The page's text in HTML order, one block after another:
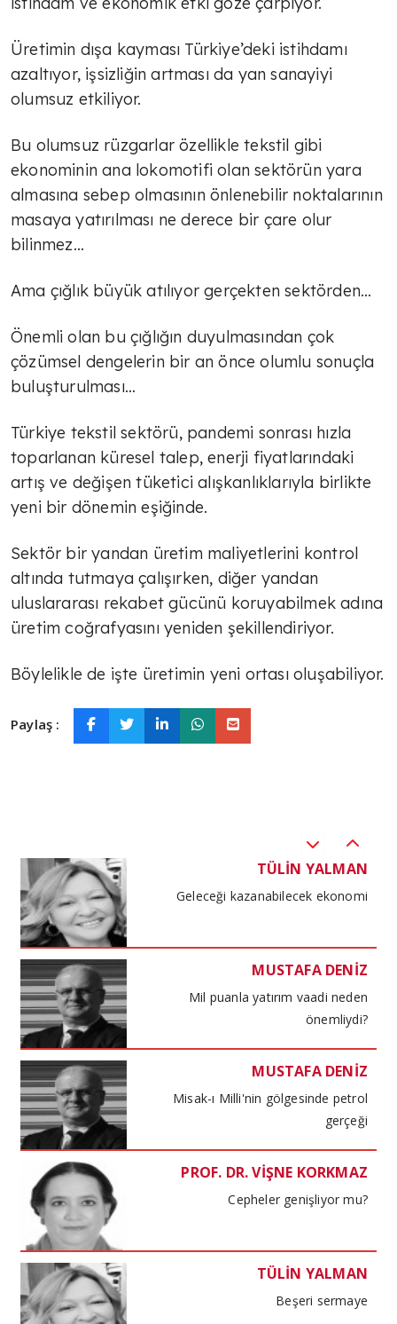
Üretimin dışa kayması Türkiye’deki istihdamı
azaltıyor, işsizliğin artması da yan sanayiyi
olumsuz etkiliyor.
Bu olumsuz rüzgarlar özellikle tekstil gibi
ekonominin ana lokomotifi olan sektörün yara
almasına sebep olmasının önlenebilir noktalarının
masaya yatırılması ne derece bir çare olur
bilinmez...
Ama çığlık büyük atılıyor gerçekten sektörden…
Önemli olan bu çığlığın duyulmasından çok
çözümsel dengelerin bir an önce olumlu sonuçla
buluşturulması…
Türkiye tekstil sektörü, pandemi sonrası hızla
toparlanan küresel talep, enerji fiyatlarındaki
artış ve değişen tüketici alışkanlıklarıyla birlikte
yeni bir dönemin eşiğinde.
Sektör bir yandan üretim maliyetlerini kontrol
altında tutmaya çalışırken, diğer yandan
uluslararası rekabet gücünü koruyabilmek adına
üretim coğrafyasını yeniden şekillendiriyor.
Böylelikle de işte üretimin yeni ortası oluşabiliyor.
Paylaş :
TÜLİN YALMAN
İlham veren kadınlar
TÜLİN YALMAN
Traktörleri ile Selanik'te eylem
yapan çiftçiler hükümetten destek
taleplerini traktörleri ile…
Tarım geleceğe taşınır mı?
AVNİ ÖZGÜREL
TÜLİN YALMAN
Böyle olmayacak
AVNİ ÖZGÜREL
Ahmed Şara Ankara'da
TÜLİN YALMAN
TÜLİN YALMAN
Geleceği kazanabilecek ekonomi
MUSTAFA DENİZ
Mil puanla yatırım vaadi neden
önemliydi?
MUSTAFA DENİZ
Misak-ı Milli'nin gölgesinde petrol
gerçeği
PROF. DR. VİŞNE KORKMAZ
Cepheler genişliyor mu?
TÜLİN YALMAN
Beşeri sermaye